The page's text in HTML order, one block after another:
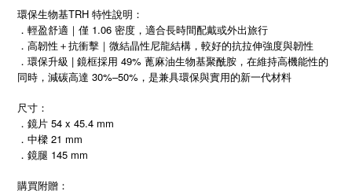
環保生物基TRH 特性說明：
．輕盈舒適｜僅 1.06 密度，適合長時間配戴或外出旅行
．高韌性＋抗衝擊｜微結晶性尼龍結構，較好的抗拉伸強度與韌性
．環保升級 | 鏡框採用 49% 蓖麻油生物基聚酰胺，在維持高機能性的
同時，減碳高達 30%–50%，是兼具環保與實用的新一代材料
尺寸：
．鏡片 54 x 45.4 mm
．中樑 21 mm
．鏡腿 145 mm
購買附贈：